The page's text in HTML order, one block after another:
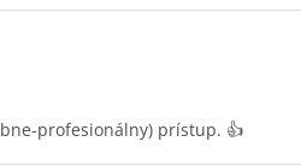
profesionálny) prístup. 👍